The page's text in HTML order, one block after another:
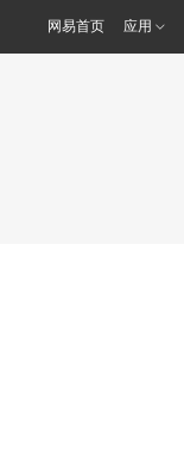
网易首页 应用